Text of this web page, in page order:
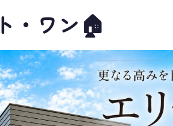
・ワン🏠